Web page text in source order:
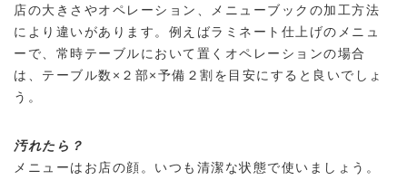
店の大きさやオペレーション、メニューブックの加工方法
により違いがあります。例えばラミネート仕上げのメニュ
ーで、常時テーブルにおいて置くオペレーションの場合
は、テーブル数×２部×予備２割を目安にすると良いでしょ
う。
汚れたら？
メニューはお店の顔。いつも清潔な状態で使いましょう。